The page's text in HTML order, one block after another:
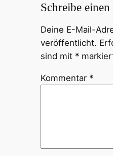
Schreibe
Deine E-Mail-
veröffentlicht.
sind mit *
Kommentar *